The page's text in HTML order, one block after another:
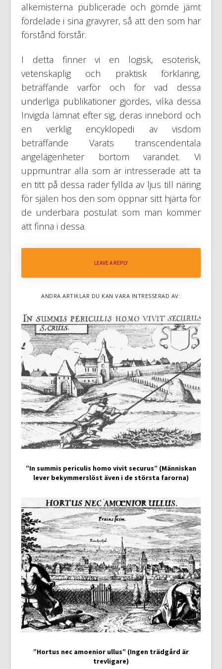
alkemisterna publicerade och gömde jämt
fördelade i sina gravyrer, så att den som har
förstånd förstår.
I detta finner vi en logisk, esoterisk,
vetenskaplig och praktisk förklaring,
beträffande varför och för vad dessa
underliga publikationer gjordes, vilka dessa
Invigda lämnat efter sig, deras innebörd och
en verklig encyklopedi av visdom
beträffande Varats transcendentala
angelägenheter bortom varandet. Vi
uppmuntrar alla som är intresserade att ta
en titt på dessa rader fyllda av ljus till näring
för själen hos den som öppnar sitt hjärta för
de underbara postulat som man kommer
att finna i dessa.
LEAVE A REPLY
ANDRA ARTIKLAR DU KAN VARA INTRESSERAD AV:
”In summis periculis homo vivit securus” (Människan
lever bekymmerslöst även i de största farorna)
”Hortus nec amoenior ullus” (Ingen trädgård är
trevligare)